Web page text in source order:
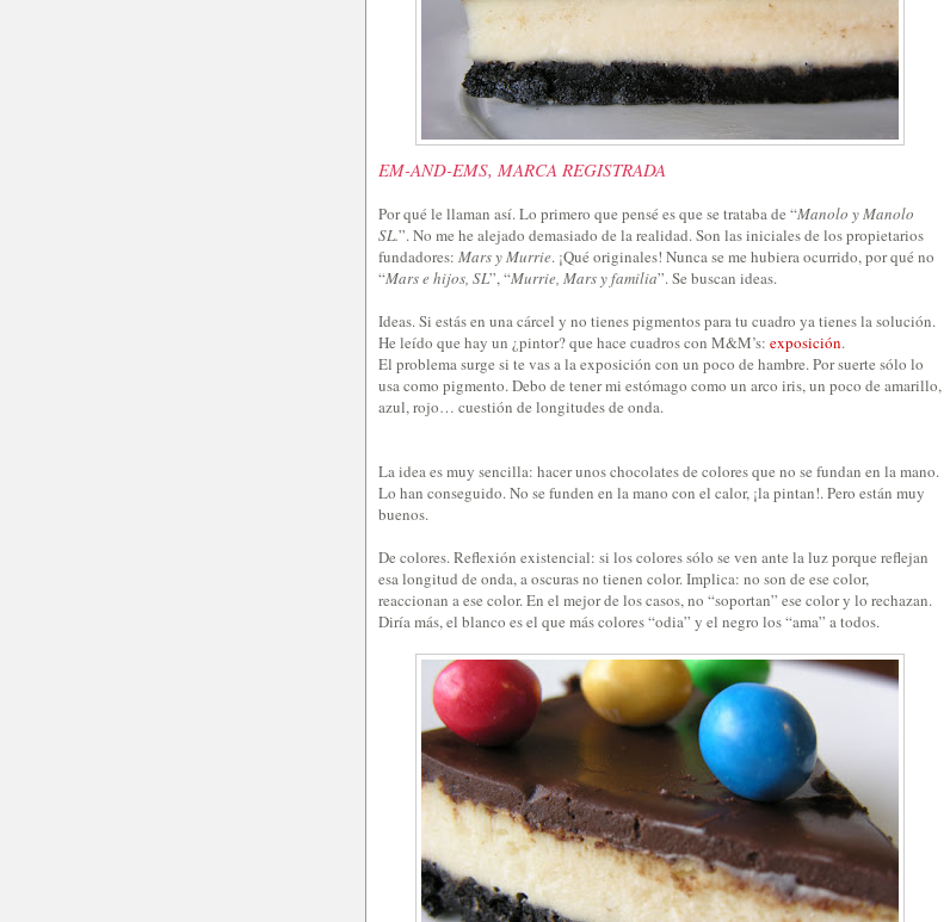
EM-AND-EMS, MARCA REGISTRADA
Por qué le llaman así. Lo primero que pensé es que se trataba de “Manolo y Manolo
SL.”. No me he alejado demasiado de la realidad. Son las iniciales de los propietarios
fundadores: Mars y Murrie. ¡Qué originales! Nunca se me hubiera ocurrido, por qué no
“Mars e hijos, SL”, “Murrie, Mars y familia”. Se buscan ideas.
Ideas. Si estás en una cárcel y no tienes pigmentos para tu cuadro ya tienes la solución.
He leído que hay un ¿pintor? que hace cuadros con M&M’s: exposición.
El problema surge si te vas a la exposición con un poco de hambre. Por suerte sólo lo
usa como pigmento. Debo de tener mi estómago como un arco iris, un poco de amarillo,
azul, rojo… cuestión de longitudes de onda.
La idea es muy sencilla: hacer unos chocolates de colores que no se fundan en la mano.
Lo han conseguido. No se funden en la mano con el calor, ¡la pintan!. Pero están muy
buenos.
De colores. Reflexión existencial: si los colores sólo se ven ante la luz porque reflejan
esa longitud de onda, a oscuras no tienen color. Implica: no son de ese color,
reaccionan a ese color. En el mejor de los casos, no “soportan” ese color y lo rechazan.
Diría más, el blanco es el que más colores “odia” y el negro los “ama” a todos.